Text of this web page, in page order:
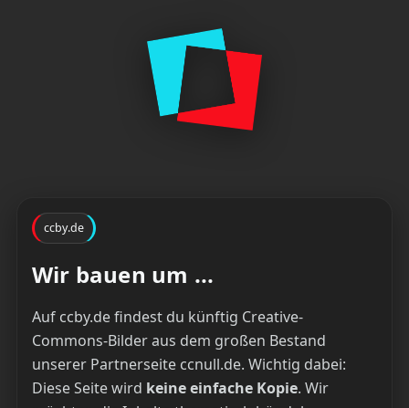
ccby.de
Wir bauen um ...
Auf ccby.de findest du künftig Creative-
Commons-Bilder aus dem großen Bestand
unserer Partnerseite ccnull.de. Wichtig dabei:
Diese Seite wird keine einfache Kopie. Wir